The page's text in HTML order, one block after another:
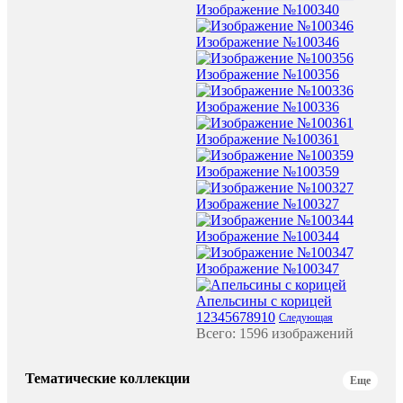
Изображение №100340
Изображение №100346
Изображение №100356
Изображение №100336
Изображение №100361
Изображение №100359
Изображение №100327
Изображение №100344
Изображение №100347
Апельсины с корицей
1 2345678910 Следующая
Всего: 1596 изображений
Тематические коллекции Еще